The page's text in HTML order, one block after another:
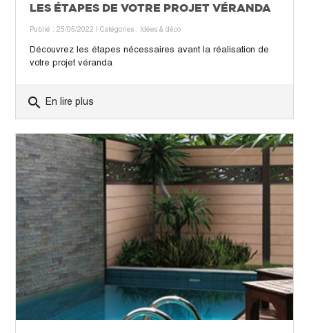
LES ÉTAPES DE VOTRE PROJET VÉRANDA
Publié : 25/05/2022 | Catégories : Idées & déco
Découvrez les étapes nécessaires avant la réalisation de
votre projet véranda
search En lire plus